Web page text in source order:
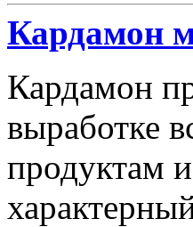
Кардамон
Кардамон
выработке
продуктам